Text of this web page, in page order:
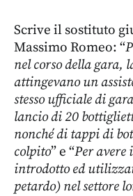
Scrive il sostituto
Massimo Romeo: “
nel corso della gara,
attingevano un
stesso ufficiale di
lancio di 20
nonché di tappi di
colpito” e “Per avere
introdotto ed
petardo) nel settore